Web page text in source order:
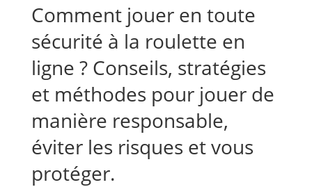
Comment jouer en toute
sécurité à la roulette en
ligne ? Conseils, stratégies
et méthodes pour jouer de
manière responsable,
éviter les risques et vous
protéger.